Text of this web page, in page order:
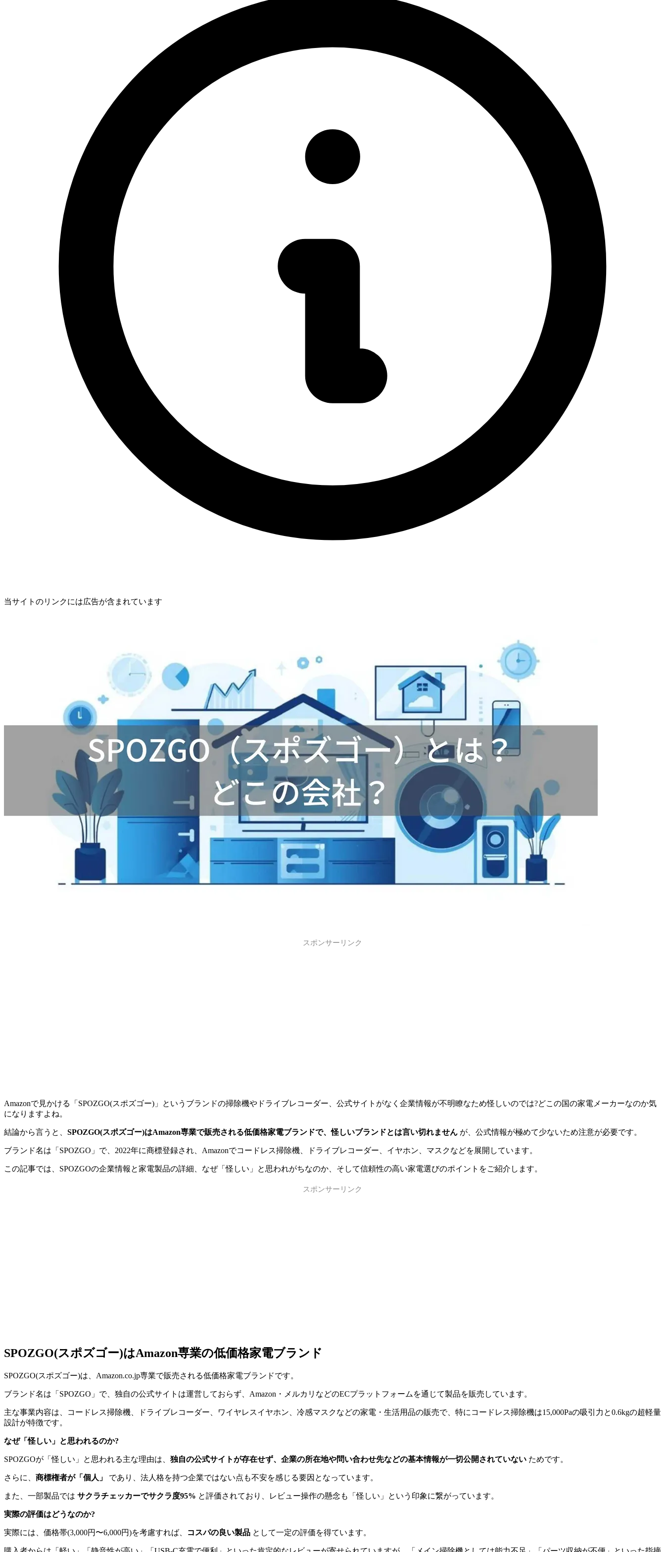
当サイトのリンクには広告が含まれています
スポンサーリンク
Amazonで見かける「SPOZGO(スポズゴー)」というブランドの掃除機やドライブレコーダー、公式サイトがなく企業情報が不明瞭なため怪しいのでは?どこの国の家電メーカーなのか気
になりますよね。
結論から言うと、 SPOZGO(スポズゴー)はAmazon専業で販売される低価格家電ブランドで、怪しいブランドとは言い切れません が、公式情報が極めて少ないため注意が必要です。
ブランド名は「SPOZGO」で、2022年に商標登録され、Amazonでコードレス掃除機、ドライブレコーダー、イヤホン、マスクなどを展開しています。
この記事では、SPOZGOの企業情報と家電製品の詳細、なぜ「怪しい」と思われがちなのか、そして信頼性の高い家電選びのポイントをご紹介します。
スポンサーリンク
SPOZGO(スポズゴー)はAmazon専業の低価格家電ブランド
SPOZGO(スポズゴー)は、Amazon.co.jp専業で販売される低価格家電ブランドです。
ブランド名は「SPOZGO」で、独自の公式サイトは運営しておらず、Amazon・メルカリなどのECプラットフォームを通じて製品を販売しています。
主な事業内容は、コードレス掃除機、ドライブレコーダー、ワイヤレスイヤホン、冷感マスクなどの家電・生活用品の販売で、特にコードレス掃除機は15,000Paの吸引力と0.6kgの超軽量
設計が特徴です。
なぜ「怪しい」と思われるのか?
SPOZGOが「怪しい」と思われる主な理由は、 独自の公式サイトが存在せず、企業の所在地や問い合わせ先などの基本情報が一切公開されていない ためです。
さらに、 商標権者が「個人」 であり、法人格を持つ企業ではない点も不安を感じる要因となっています。
また、一部製品では サクラチェッカーでサクラ度95% と評価されており、レビュー操作の懸念も「怪しい」という印象に繋がっています。
実際の評価はどうなのか?
実際には、価格帯(3,000円〜6,000円)を考慮すれば、 コスパの良い製品 として一定の評価を得ています。